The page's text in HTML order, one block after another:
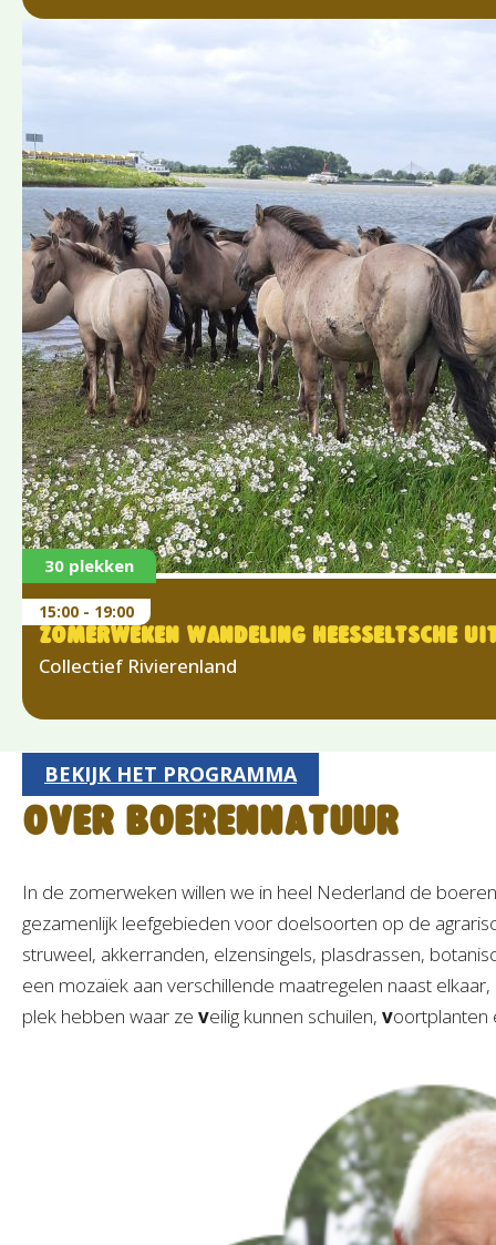
15:00 - 19:00
30 plekken
ZOMERWEKEN WANDELING HEESSELTSCHE
Collectief Rivierenland
BEKIJK HET PROGRAMMA
Over BoerenNatuur
In de zomerweken willen we in heel Nederland de
gezamenlijk leefgebieden voor doelsoorten op de
struweel, akkerranden, elzensingels, plasdrassen,
een mozaïek aan verschillende maatregelen naast
plek hebben waar ze veilig kunnen schuilen, voortplanten